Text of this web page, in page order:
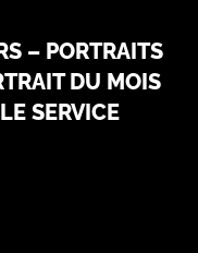
– PORTRAITS
DU MOIS
SERVICE